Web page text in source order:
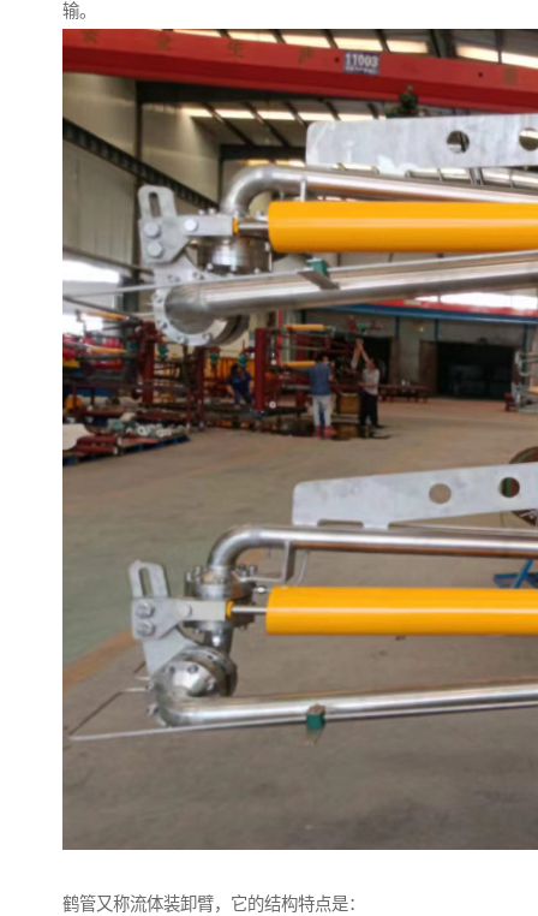
输。
鹤管又称流体装卸臂，它的结构特点是：